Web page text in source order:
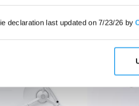
declaration last updated on 7/23/26 by